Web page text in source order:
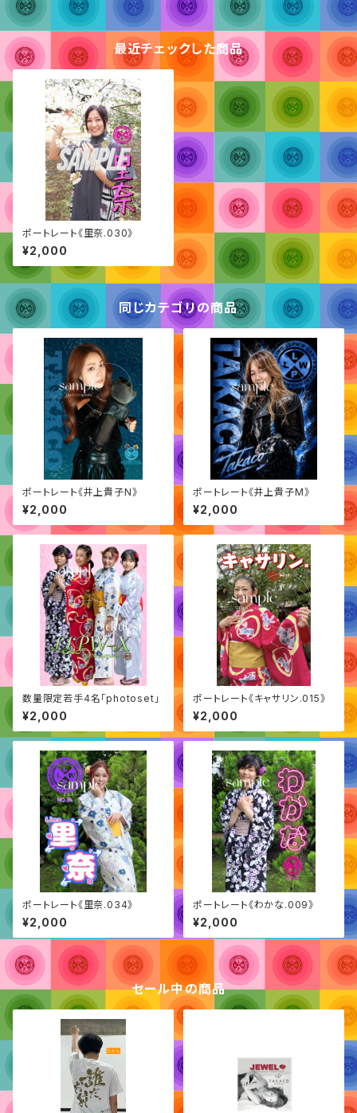
最近チェックした商品
ポートレート《里奈.030》
¥2,000
同じカテゴリの商品
ポートレート《井上貴子N》
¥2,000
ポートレート《井上貴子M》
¥2,000
数量限定若手4名「photoset」
¥2,000
ポートレート《キャサリン.015》
¥2,000
ポートレート《里奈.034》
¥2,000
ポートレート《わかな.009》
¥2,000
セール中の商品